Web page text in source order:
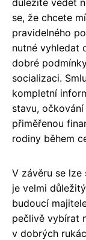
důležité vědět
se, že chcete
pravidelného
nutné vyhledat
dobré
socializaci.
kompletní
stavu,
přiměřenou
rodiny během
V závěru se
je velmi
budoucí
pečlivě vybírat
v dobrých